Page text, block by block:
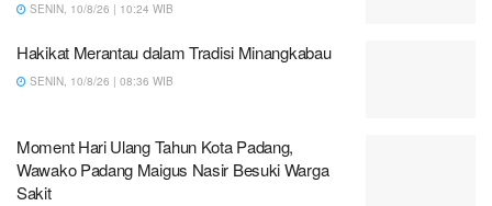
SENIN, 10/8/26 | 10:24 WIB
Hakikat Merantau dalam Tradisi Minangkabau
SENIN, 10/8/26 | 08:36 WIB
Moment Hari Ulang Tahun Kota Padang,
Wawako Padang Maigus Nasir Besuki Warga
Sakit